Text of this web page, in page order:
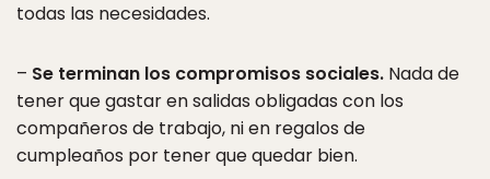
todas las necesidades.
– Se terminan los compromisos sociales. Nada de
tener que gastar en salidas obligadas con los
compañeros de trabajo, ni en regalos de
cumpleaños por tener que quedar bien.